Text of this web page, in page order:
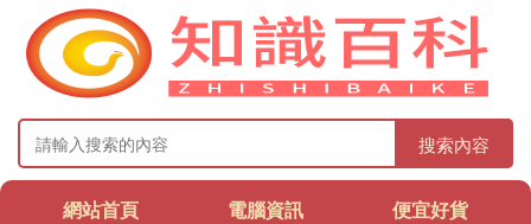
搜索內容
網站首頁 電腦資訊 便宜好貨